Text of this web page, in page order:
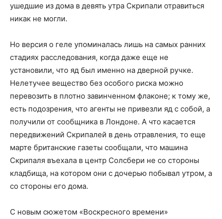
ушедшие из дома в девять утра Скрипали отравиться
никак не могли.
Но версия о геле упоминалась лишь на самых ранних
стадиях расследования, когда даже еще не
установили, что яд был именно на дверной ручке.
Нелетучее вещество без особого риска можно
перевозить в плотно завинченном флаконе; к тому же,
есть подозрения, что агенты не привезли яд с собой, а
получили от сообщника в Лондоне. А что касается
передвижений Скрипалей в день отравления, то еще
марте британские газеты сообщали, что машина
Скрипаля въехала в центр Солсбери не со стороны
кладбища, на котором они с дочерью побывал утром, а
со стороны его дома.
С новым сюжетом «Воскресного времени»